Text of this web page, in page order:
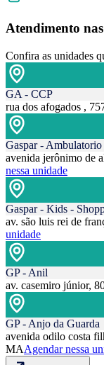
Atendimento
Confira as unidades
GA - CCP
rua dos afogados ,
Gaspar -
avenida jerônimo de
nessa unidade
Gaspar - Kids -
av. são luis rei de
unidade
GP - Anil
av. casemiro júnior,
GP - Anjo da Guarda
avenida odilo costa
MAAgendar nessa